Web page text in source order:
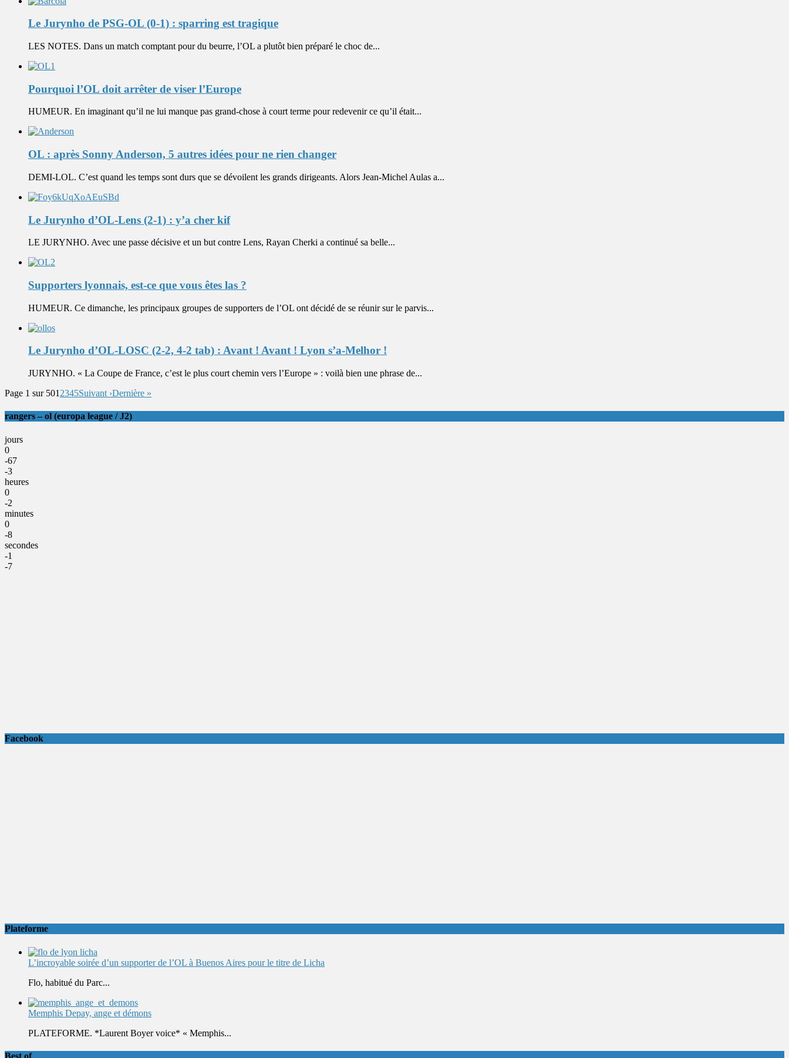
Le Jurynho de PSG-OL (0-1) : sparring est tragique
LES NOTES. Dans un match comptant pour du beurre, l’OL a plutôt bien préparé le choc de...
Pourquoi l’OL doit arrêter de viser l’Europe
HUMEUR. En imaginant qu’il ne lui manque pas grand-chose à court terme pour redevenir ce qu’il était...
OL : après Sonny Anderson, 5 autres idées pour ne rien changer
DEMI-LOL. C’est quand les temps sont durs que se dévoilent les grands dirigeants. Alors Jean-Michel Aulas a...
Le Jurynho d’OL-Lens (2-1) : y’a cher kif
LE JURYNHO. Avec une passe décisive et un but contre Lens, Rayan Cherki a continué sa belle...
Supporters lyonnais, est-ce que vous êtes las ?
HUMEUR. Ce dimanche, les principaux groupes de supporters de l’OL ont décidé de se réunir sur le parvis...
Le Jurynho d’OL-LOSC (2-2, 4-2 tab) : Avant ! Avant ! Lyon s’a-Melhor !
JURYNHO. « La Coupe de France, c’est le plus court chemin vers l’Europe » : voilà bien une phrase de...
Page 1 sur 501 2345Suivant ›Dernière »
rangers – ol (europa league / J2)
jours
0
-67
-3
heures
0
-2
minutes
0
-8
secondes
-1
-7
Facebook
Plateforme
L’incroyable soirée d’un supporter de l’OL à Buenos Aires pour le titre de Licha
Flo, habitué du Parc...
Memphis Depay, ange et démons
PLATEFORME. *Laurent Boyer voice* « Memphis...
Best of